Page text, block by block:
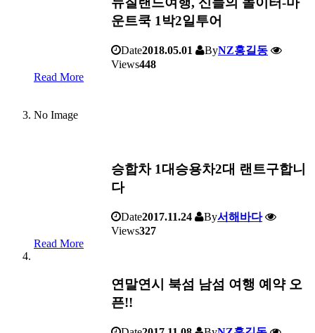
운트쿡 1박2일투어
Date2018.05.01 ByNZ홍길동
Views448
Read More
No Image
승합차 1대승용차2대 랜트구합니
다
Date2017.11.24 By서해바다
Views327
Read More
연말연시 북섬 남섬 여행 예약 오
픈!!